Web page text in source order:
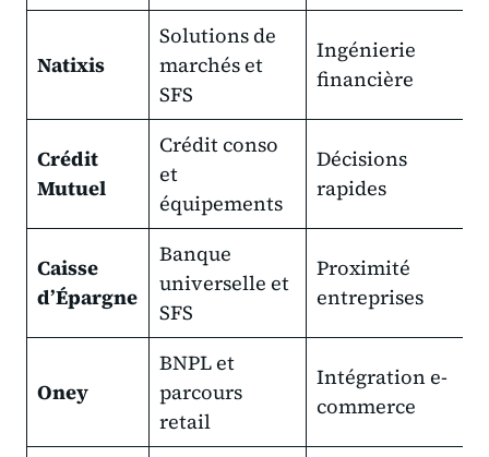
Natixis
Solutions de
marchés et
SFS
Ingénierie
financière
Crédit
Mutuel
Crédit conso
et
équipements
Décisions
rapides
Caisse
d’Épargne
Banque
universelle et
SFS
Proximité
entreprises
Oney
BNPL et
parcours
retail
Intégration e-
commerce